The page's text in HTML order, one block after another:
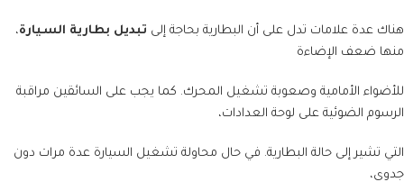
هناك عدة علامات تدل على أن البطارية بحاجة إلى تبديل بطارية السيارة،
منها ضعف الإضاءة
للأضواء الأمامية وصعوبة تشغيل المحرك. كما يجب على السائقين مراقبة
الرسوم الضوئية على لوحة العدادات،
التي تشير إلى حالة البطارية. في حال محاولة تشغيل السيارة عدة مرات دون
جدوى،